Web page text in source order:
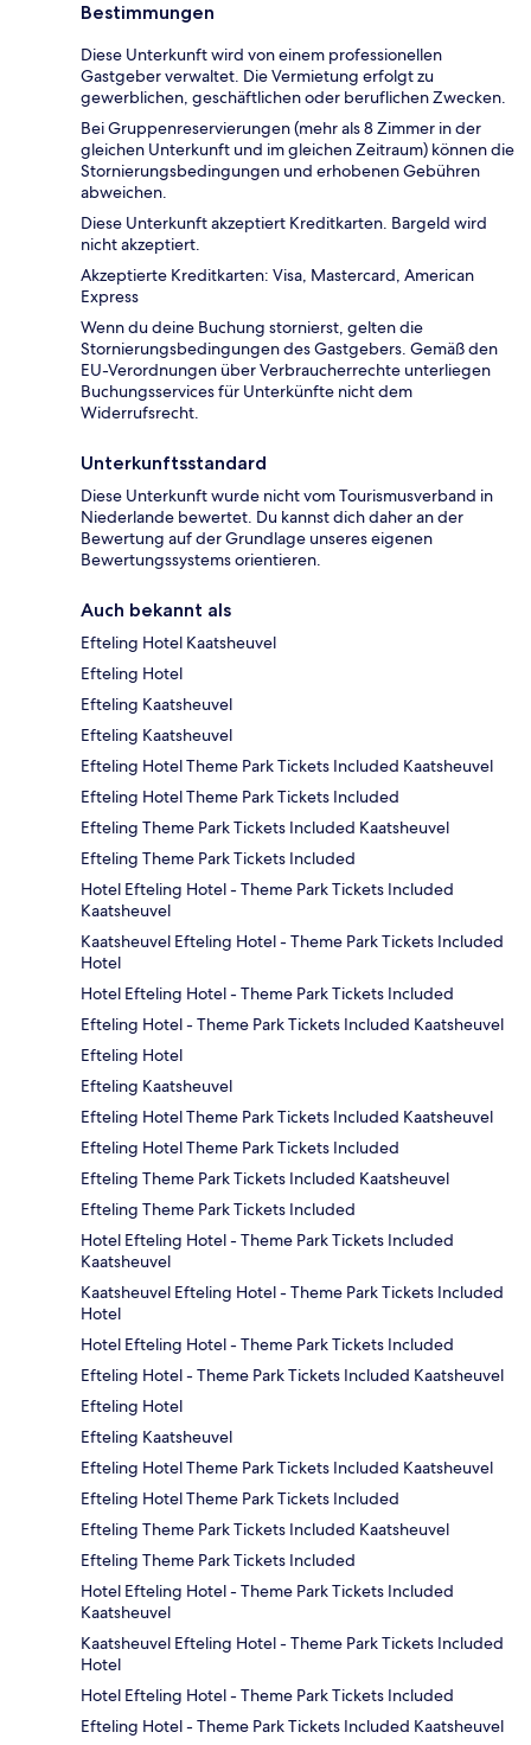
Bestimmungen
Diese Unterkunft wird von einem professionellen
Gastgeber verwaltet. Die Vermietung erfolgt zu
gewerblichen, geschäftlichen oder beruflichen Zwecken.
Bei Gruppenreservierungen (mehr als 8 Zimmer in der
gleichen Unterkunft und im gleichen Zeitraum) können die
Stornierungsbedingungen und erhobenen Gebühren
abweichen.
Diese Unterkunft akzeptiert Kreditkarten. Bargeld wird
nicht akzeptiert.
Akzeptierte Kreditkarten: Visa, Mastercard, American
Express
Wenn du deine Buchung stornierst, gelten die
Stornierungsbedingungen des Gastgebers. Gemäß den
EU-Verordnungen über Verbraucherrechte unterliegen
Buchungsservices für Unterkünfte nicht dem
Widerrufsrecht.
Unterkunftsstandard
Diese Unterkunft wurde nicht vom Tourismusverband in
Niederlande bewertet. Du kannst dich daher an der
Bewertung auf der Grundlage unseres eigenen
Bewertungssystems orientieren.
Auch bekannt als
Efteling Hotel Kaatsheuvel
Efteling Hotel
Efteling Kaatsheuvel
Efteling Kaatsheuvel
Efteling Hotel Theme Park Tickets Included Kaatsheuvel
Efteling Hotel Theme Park Tickets Included
Efteling Theme Park Tickets Included Kaatsheuvel
Efteling Theme Park Tickets Included
Hotel Efteling Hotel - Theme Park Tickets Included
Kaatsheuvel
Kaatsheuvel Efteling Hotel - Theme Park Tickets Included
Hotel
Hotel Efteling Hotel - Theme Park Tickets Included
Efteling Hotel - Theme Park Tickets Included Kaatsheuvel
Efteling Hotel
Efteling Kaatsheuvel
Efteling Hotel Theme Park Tickets Included Kaatsheuvel
Efteling Hotel Theme Park Tickets Included
Efteling Theme Park Tickets Included Kaatsheuvel
Efteling Theme Park Tickets Included
Hotel Efteling Hotel - Theme Park Tickets Included
Kaatsheuvel
Kaatsheuvel Efteling Hotel - Theme Park Tickets Included
Hotel
Hotel Efteling Hotel - Theme Park Tickets Included
Efteling Hotel - Theme Park Tickets Included Kaatsheuvel
Efteling Hotel
Efteling Kaatsheuvel
Efteling Hotel Theme Park Tickets Included Kaatsheuvel
Efteling Hotel Theme Park Tickets Included
Efteling Theme Park Tickets Included Kaatsheuvel
Efteling Theme Park Tickets Included
Hotel Efteling Hotel - Theme Park Tickets Included
Kaatsheuvel
Kaatsheuvel Efteling Hotel - Theme Park Tickets Included
Hotel
Hotel Efteling Hotel - Theme Park Tickets Included
Efteling Hotel - Theme Park Tickets Included Kaatsheuvel